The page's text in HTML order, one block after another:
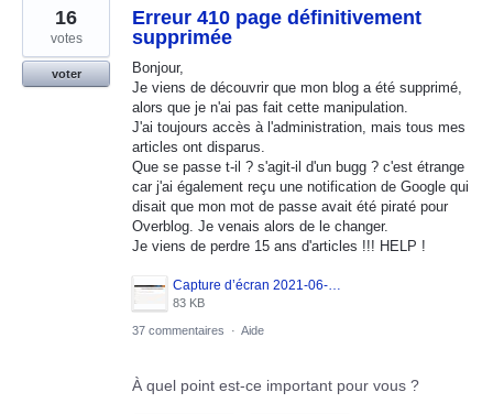
Erreur 410 page définitivement
supprimée
Bonjour,
Je viens de découvrir que mon blog a été supprimé,
alors que je n'ai pas fait cette manipulation.
J'ai toujours accès à l'administration, mais tous mes
articles ont disparus.
Que se passe t-il ? s'agit-il d'un bugg ? c'est étrange
car j'ai également reçu une notification de Google qui
disait que mon mot de passe avait été piraté pour
Overblog. Je venais alors de le changer.
Je viens de perdre 15 ans d'articles !!! HELP !
Capture d’écran 2021-06-07 184111.jpg
83 KB
16
votes
voter
37 commentaires · Aide
À quel point est-ce important pour vous ?